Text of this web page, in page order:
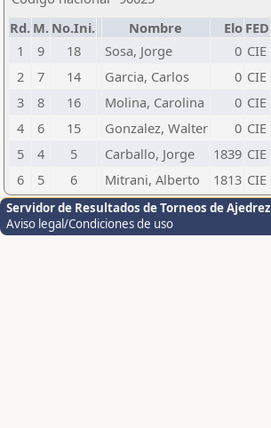
Rd. M. No.Ini. Nombre Elo FED
1
9 18 Sosa, Jorge 0 CIE
2
7 14 Garcia, Carlos 0 CIE
3
8 16 Molina, Carolina 0 CIE
4
6 15 Gonzalez, Walter 0 CIE
5
4 5 Carballo, Jorge 1839 CIE
6
5 6 Mitrani, Alberto 1813 CIE
Servidor de Resultados de Torneos de Ajedrez
Aviso legal/Condiciones de uso